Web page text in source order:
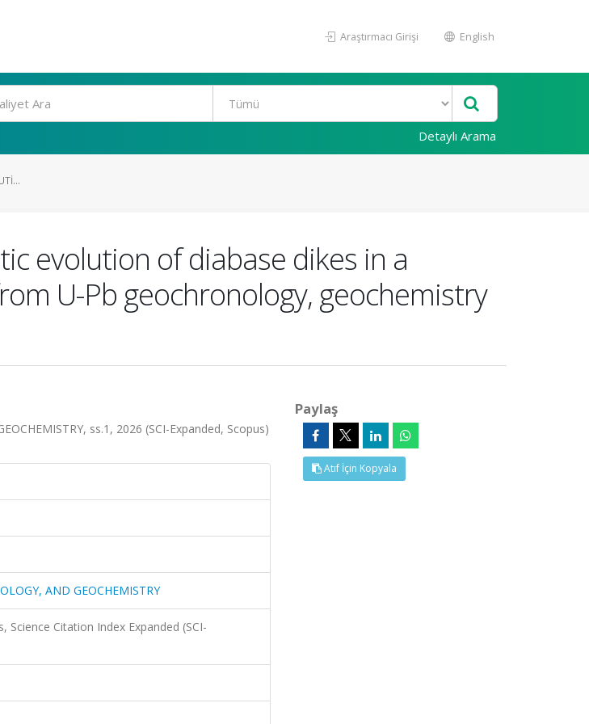
Araştırmacı Girişi English
Detaylı Arama
evolution of diabase dikes in a
U-Pb geochronology, geochemistry
ss.1, 2026 (SCI-Expanded, Scopus)
AND GEOCHEMISTRY
Science Citation Index Expanded (SCI-
Paylaş
Atıf İçin Kopyala